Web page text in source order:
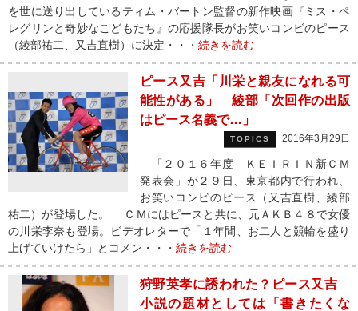
を世に送り出しているティム・バートン監督の新作映画『ミス・ペ
レグリンと奇妙なこどもたち』の応援隊長がお笑いコンビのピース
（綾部祐二、又吉直樹）に決定・・・ 続きを読む
ピース又吉「川栄と親友になれる可
能性がある」 綾部「次回作の出版
はピース名義で…」
TOPICS 2016年3月29日
「２０１６年度 ＫＥＩＲＩＮ新ＣＭ
発表会」が２９日、東京都内で行われ、
お笑いコンビのピース（又吉直樹、綾部
祐二）が登場した。 ＣＭにはピースと共に、元ＡＫＢ４８で女優
の川栄李奈も登場。ビデオレターで「１年間、お二人と競輪を盛り
上げていけたら」とコメン・・・ 続きを読む
狩野英孝に誘われた？ピース又吉
小説の題材としては「書きたくな